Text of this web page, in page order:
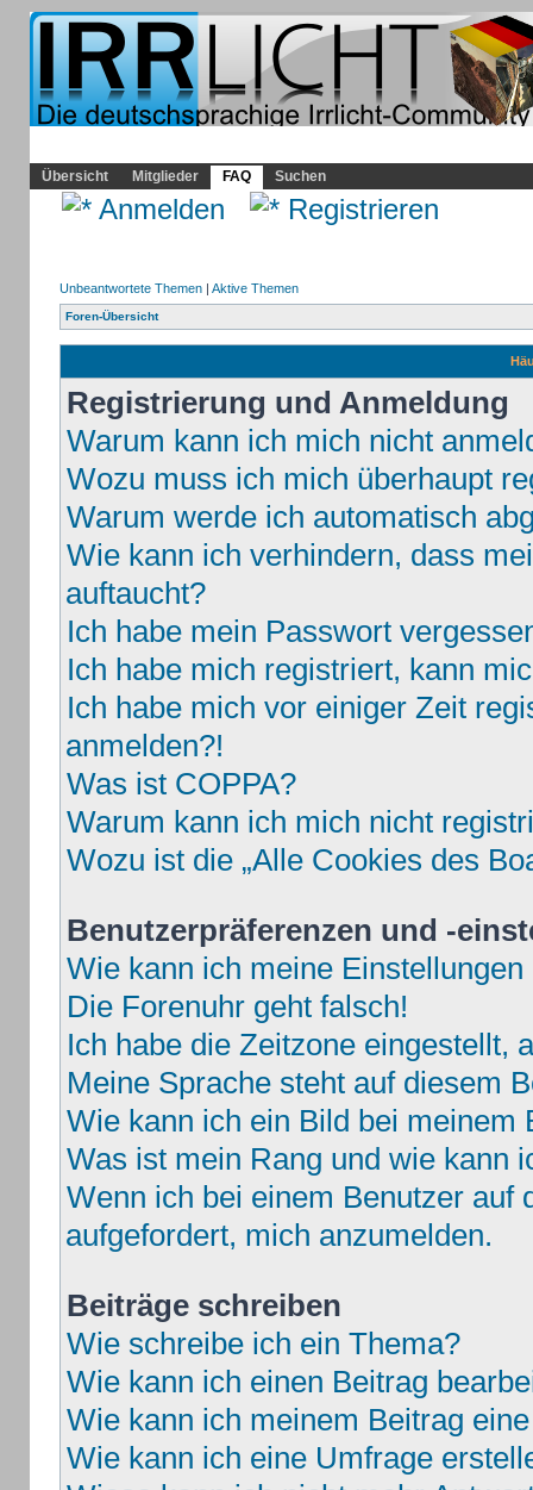
Übersicht
Mitglieder FAQ Suchen
Anmelden Registrieren
Unbeantwortete Themen| Aktive Themen
Foren-Übersicht
Registrierung und Anmeldung
Warum kann ich mich nicht
Wozu muss ich mich überhaupt
Warum werde ich automatisch
Wie kann ich verhindern, dass
auftaucht?
Ich habe mein Passwort
Ich habe mich registriert, kann
Ich habe mich vor einiger Zeit
anmelden?!
Was ist COPPA?
Warum kann ich mich nicht
Wozu ist die „Alle Cookies des
Benutzerpräferenzen und -
Wie kann ich meine Einstellungen
Die Forenuhr geht falsch!
Ich habe die Zeitzone eingestellt,
Meine Sprache steht auf diesem
Wie kann ich ein Bild bei meinem
Was ist mein Rang und wie kann
Wenn ich bei einem Benutzer auf
aufgefordert, mich anzumelden.
Beiträge schreiben
Wie schreibe ich ein Thema?
Wie kann ich einen Beitrag
Wie kann ich meinem Beitrag
Wie kann ich eine Umfrage